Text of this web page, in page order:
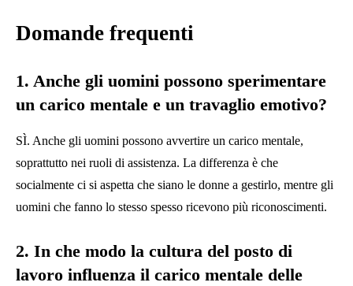
Domande frequenti
1. Anche gli uomini possono sperimentare
un carico mentale e un travaglio emotivo?
SÌ. Anche gli uomini possono avvertire un carico mentale,
soprattutto nei ruoli di assistenza. La differenza è che
socialmente ci si aspetta che siano le donne a gestirlo, mentre gli
uomini che fanno lo stesso spesso ricevono più riconoscimenti.
2. In che modo la cultura del posto di
lavoro influenza il carico mentale delle